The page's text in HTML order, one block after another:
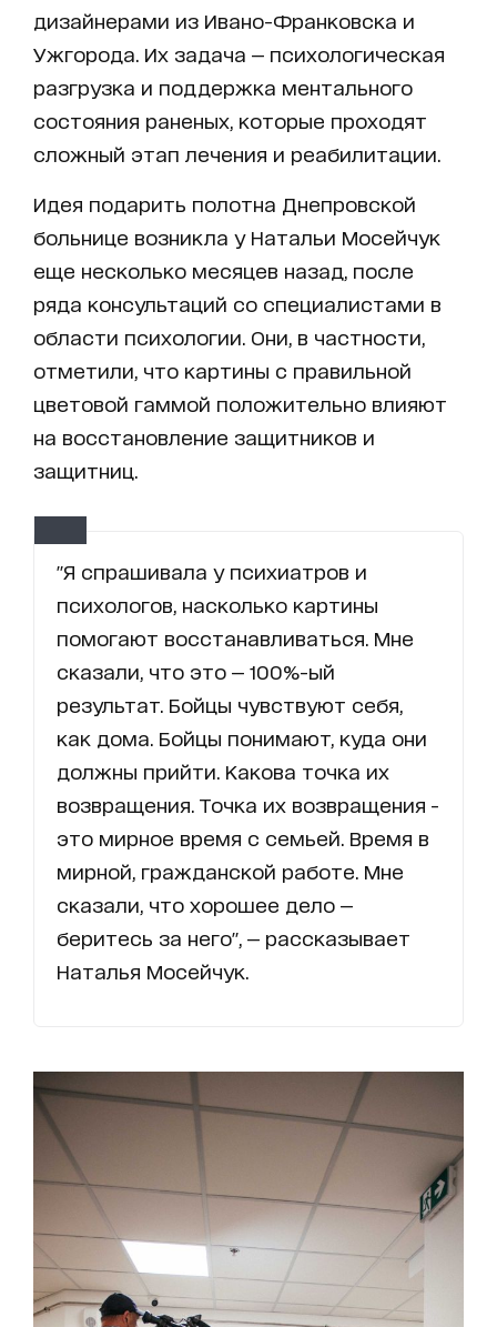
дизайнерами из Ивано-Франковска и
Ужгорода. Их задача — психологическая
разгрузка и поддержка ментального
состояния раненых, которые проходят
сложный этап лечения и реабилитации.
Идея подарить полотна Днепровской
больнице возникла у Натальи Мосейчук
еще несколько месяцев назад, после
ряда консультаций со специалистами в
области психологии. Они, в частности,
отметили, что картины с правильной
цветовой гаммой положительно влияют
на восстановление защитников и
защитниц.
"Я спрашивала у психиатров и
психологов, насколько картины
помогают восстанавливаться. Мне
сказали, что это — 100%-ый
результат. Бойцы чувствуют себя,
как дома. Бойцы понимают, куда они
должны прийти. Какова точка их
возвращения. Точка их возвращения -
это мирное время с семьей. Время в
мирной, гражданской работе. Мне
сказали, что хорошее дело —
беритесь за него", — рассказывает
Наталья Мосейчук.